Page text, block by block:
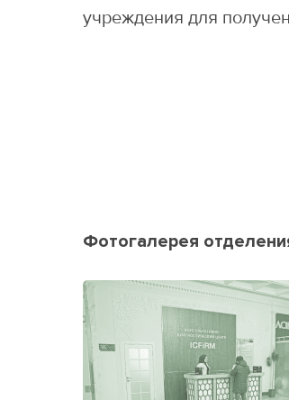
учреждения для
Фотогалерея